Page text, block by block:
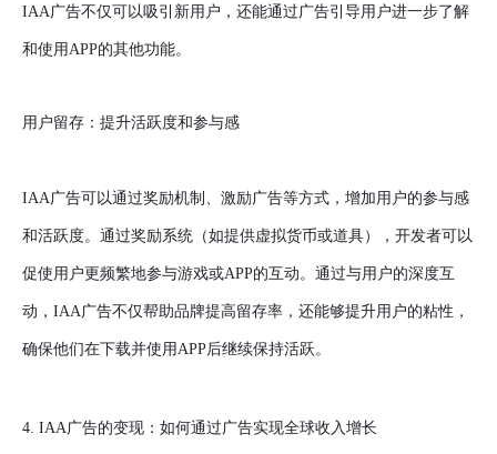
IAA广告不仅可以吸引新用户，还能通过广告引导用户进一步了解
和使用APP的其他功能。
用户留存：提升活跃度和参与感
IAA广告可以通过奖励机制、激励广告等方式，增加用户的参与感
和活跃度。通过奖励系统（如提供虚拟货币或道具），开发者可以
促使用户更频繁地参与游戏或APP的互动。通过与用户的深度互
动，IAA广告不仅帮助品牌提高留存率，还能够提升用户的粘性，
确保他们在下载并使用APP后继续保持活跃。
4. IAA广告的变现：如何通过广告实现全球收入增长